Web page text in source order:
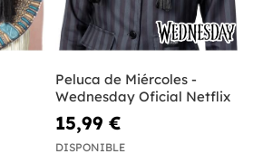
Peluca de Miércoles -
Wednesday Oficial Netflix
15,99 €
DISPONIBLE